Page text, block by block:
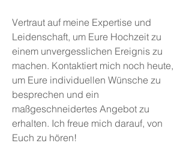
Vertraut auf meine Expertise und
Leidenschaft, um Eure Hochzeit zu
einem unvergesslichen Ereignis zu
machen. Kontaktiert mich noch heute,
um Eure individuellen Wünsche zu
besprechen und ein
maßgeschneidertes Angebot zu
erhalten. Ich freue mich darauf, von
Euch zu hören!